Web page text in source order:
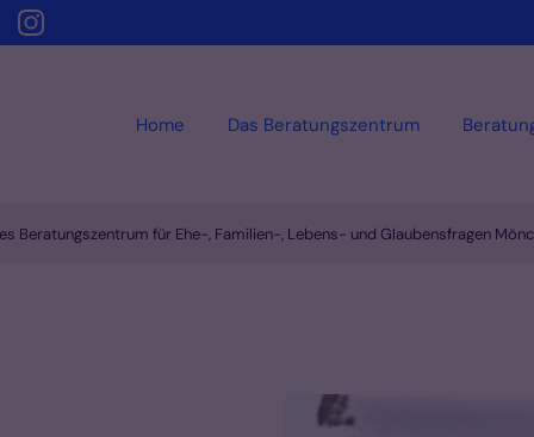
Home Das Beratungszentrum
Beratungszentrum für Ehe-, Familien-, Lebens- und Glaubensfragen